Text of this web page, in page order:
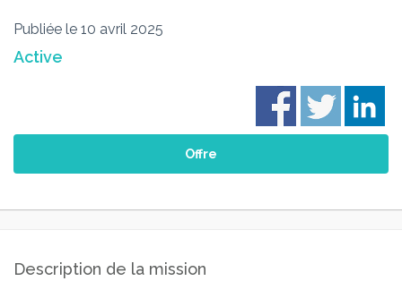
Publiée le 10 avril 2025
Active
Offre
Description de la mission